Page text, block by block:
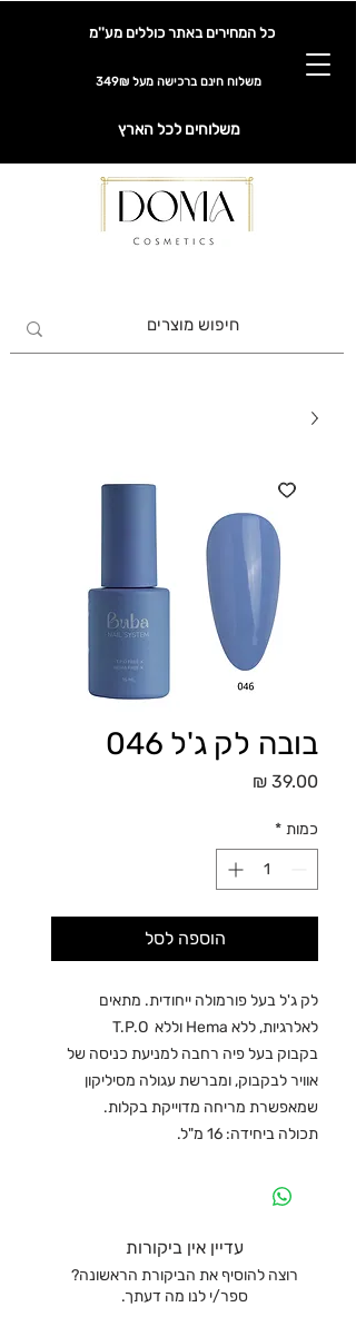
כל המחירים באתר כוללים מע''מ
משלוח חינם ברכישה מעל 349₪
משלוחים לכל הארץ
בובה לק ג'ל 046
כמות *
הוספה לסל
לק ג'ל בעל פורמולה ייחודית. מתאים
לאלרגיות, ללא Hema וללא T.P.O
בקבוק בעל פיה רחבה למניעת כניסה של
אוויר לבקבוק, ומברשת עגולה מסיליקון
שמאפשרת מריחה מדוייקת בקלות.
תכולה ביחידה: 16 מ"ל.
עדיין אין ביקורות
רוצה להוסיף את הביקורת הראשונה?
ספר/י לנו מה דעתך.